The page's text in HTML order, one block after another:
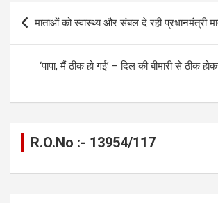
b
o
o
k
g
er
s
A
p
p
gr
a
m
Post
navigation
माताओं को स्वास्थ्य और संबल दे रही प्रधानमंत्री
‘पापा, मैं ठीक हो गई’ – दिल की बीमारी से ठीक
R.O.No :- 13954/117